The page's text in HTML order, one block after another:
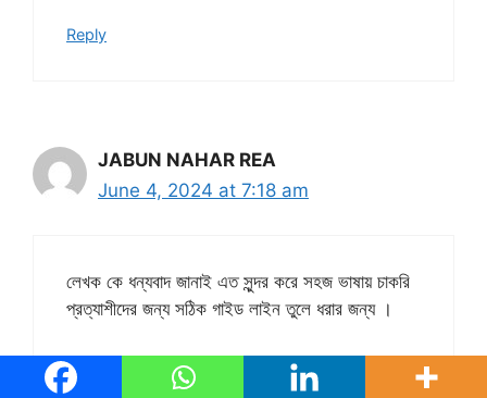
Reply
JABUN NAHAR REA
June 4, 2024 at 7:18 am
লেখক কে ধন্যবাদ জানাই এত সুন্দর করে সহজ ভাষায় চাকরি
প্রত্যাশীদের জন্য সঠিক গাইড লাইন তুলে ধরার জন্য ।
Reply